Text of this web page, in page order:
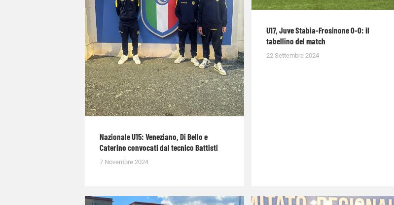
Nazionale U15: Veneziano, Di Bello e
Caterino convocati dal tecnico Battisti
7 Novembre 2024
U17, Juve Stabia-Frosinone 0-0: il
tabellino del match
22 Settembre 2024